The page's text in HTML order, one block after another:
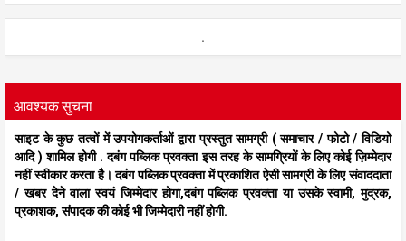
.
आवश्यक सुचना
साइट के कुछ तत्वों में उपयोगकर्ताओं द्वारा प्रस्तुत सामग्री ( समाचार / फोटो / विडियो
आदि ) शामिल होगी . दबंग पब्लिक प्रवक्ता इस तरह के सामग्रियों के लिए कोई ज़िम्मेदार
नहीं स्वीकार करता है। दबंग पब्लिक प्रवक्ता में प्रकाशित ऐसी सामग्री के लिए संवाददाता
/ खबर देने वाला स्वयं जिम्मेदार होगा,दबंग पब्लिक प्रवक्ता या उसके स्वामी, मुद्रक,
प्रकाशक, संपादक की कोई भी जिम्मेदारी नहीं होगी.